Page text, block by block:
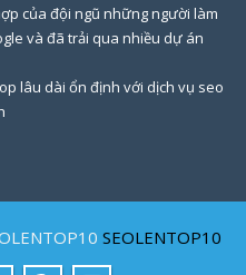
của đội ngũ những người làm
và đã trải qua nhiều dự án
lâu dài ổn định với dịch vụ seo
SEOLENTOP10